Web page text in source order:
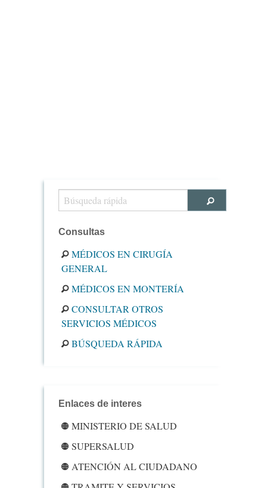
Consultas
MÉDICOS EN CIRUGÍA
GENERAL
MÉDICOS EN MONTERÍA
CONSULTAR OTROS
SERVICIOS MÉDICOS
BÚSQUEDA RÁPIDA
Enlaces de interes
MINISTERIO DE SALUD
SUPERSALUD
ATENCIÓN AL CIUDADANO